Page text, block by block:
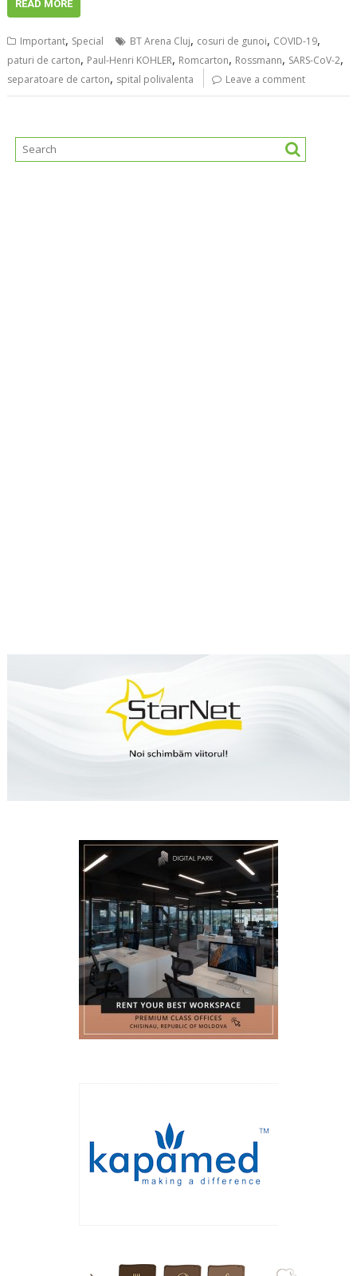
READ MORE
Important, Special BT Arena Cluj, cosuri de gunoi, COVID-19,
paturi de carton, Paul-Henri KOHLER, Romcarton, Rossmann, SARS-CoV-2,
separatoare de carton, spital polivalenta Leave a comment